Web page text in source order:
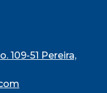
109-51 Pereira,